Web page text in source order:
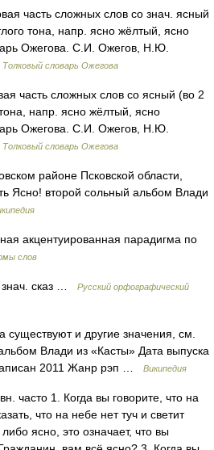
часть сложных слов со знач. ясный
тона, напр. ясно жёлтый, ясно
Ожегова. С.И. Ожегов, Н.Ю.
Толковый словарь Ожегова
часть сложных слов со ясный (во 2
напр. ясно жёлтый, ясно
Ожегова. С.И. Ожегов, Н.Ю.
Толковый словарь Ожегова
районе Псковской области,
Ясно! второй сольный альбом Влади
акцентуированная парадигма по
слов
сказ …
Русский орфографический
существуют и другие значения, см.
Влади из «Касты» Дата выпуска
2011 Жанр рэп …
Википедия
часто 1. Когда вы говорите, что на
что на небе нет туч и светит
ясно, это означает, что вы